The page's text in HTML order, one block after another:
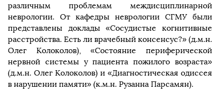
различным проблемам междисциплинарной
неврологии. От кафедры неврологии СГМУ были
представлены доклады «Сосудистые когнитивные
расстройства. Есть ли врачебный консенсус?» (д.м.н.
Олег Колоколов), «Состояние периферической
нервной системы у пациента пожилого возраста»
(д.м.н. Олег Колоколов) и «Диагностическая одиссея
в нарушении памяти» (к.м.н. Рузанна Парсамян).